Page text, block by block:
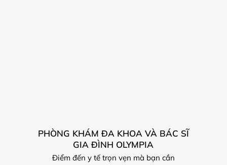
PHÒNG KHÁM ĐA KHOA VÀ BÁC SĨ
GIA ĐÌNH OLYMPIA
Điểm đến y tế trọn vẹn mà bạn cần